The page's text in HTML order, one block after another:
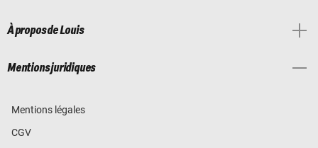
À propos de Louis
Mentions juridiques
Mentions légales
CGV